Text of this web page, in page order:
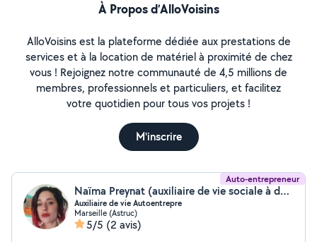
À Propos d’AlloVoisins
AlloVoisins est la plateforme dédiée aux prestations de
services et à la location de matériel à proximité de chez
vous ! Rejoignez notre communauté de 4,5 millions de
membres, professionnels et particuliers, et facilitez
votre quotidien pour tous vos projets !
M'inscrire
Auto-entrepreneur
Naïma Preynat (auxiliaire de vie sociale à domicile)
Auxiliaire de vie Autoentrepre
Marseille (Astruc)
5/5 (2 avis)